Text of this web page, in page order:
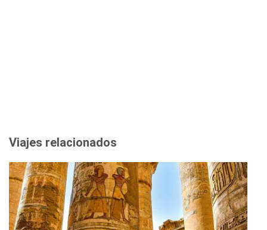
Viajes relacionados